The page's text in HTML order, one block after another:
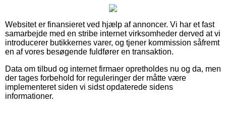
Websitet er finansieret ved hjælp af annoncer. Vi har et fast
samarbejde med en stribe internet virksomheder derved at vi
introducerer butikkernes varer, og tjener kommission såfremt
en af vores besøgende fuldfører en transaktion.
Data om tilbud og internet firmaer opretholdes nu og da, men
der tages forbehold for reguleringer der måtte være
implementeret siden vi sidst opdaterede sidens
informationer.